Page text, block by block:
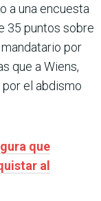
a una encuesta
35 puntos sobre
por
que a Wiens,
el abdismo
que
al